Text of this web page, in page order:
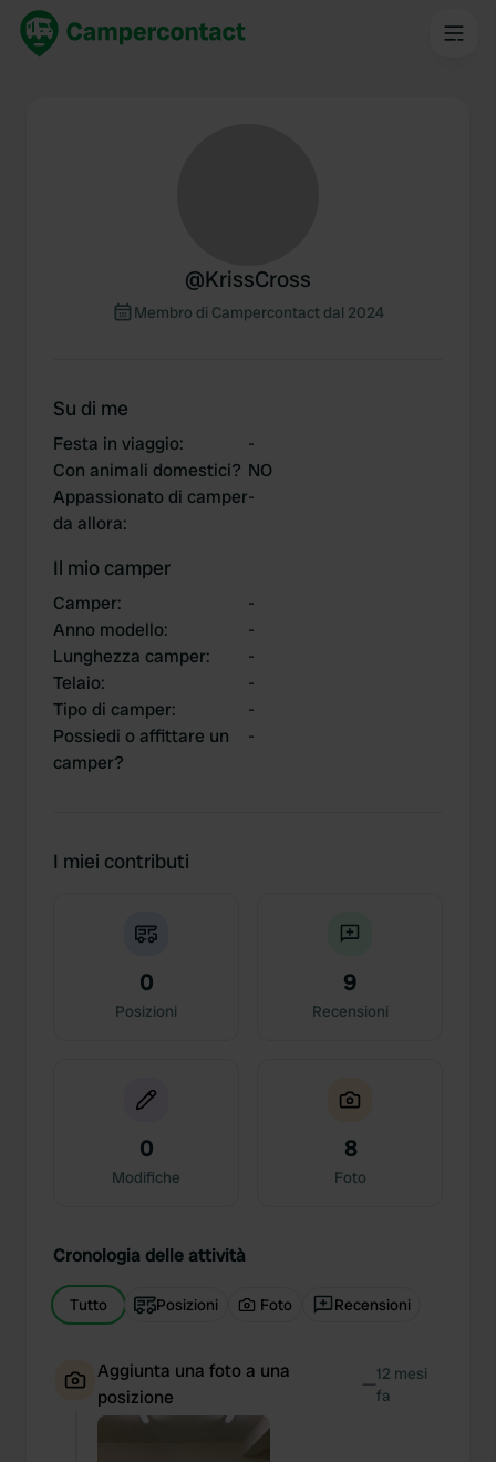
@KrissCross
Membro di Campercontact dal 2024
Su di me
Festa in viaggio:
-
Con animali domestici? NO
Appassionato di camper
da allora:
-
Il mio camper
Camper:
-
Anno modello:
-
Lunghezza camper:
-
Telaio:
-
Tipo di camper:
-
Possiedi o affittare un
camper?
-
I miei contributi
0
Posizioni
9
Recensioni
0
Modifiche
8
Foto
Cronologia delle attività
Tutto Posizioni Foto Recensioni
Aggiunta una foto a una
posizione
—12 mesi
fa